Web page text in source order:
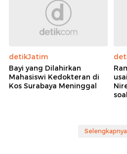
detikJatim
Bayi yang Dilahirkan
Mahasiswi Kedokteran di
Kos Surabaya Meninggal
Selengkapnya